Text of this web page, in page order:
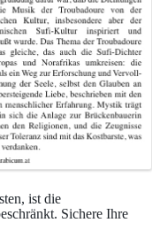
ist die
Sichere Ihre